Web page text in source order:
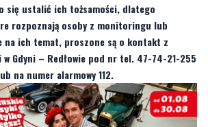
się ustalić ich tożsamości, dlatego
rozpoznają osoby z monitoringu lub
na ich temat, proszone są o kontakt z
Gdyni – Redłowie pod nr tel. 47-74-21-255
na numer alarmowy 112.